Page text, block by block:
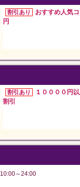
割引あり
おすすめ人気
円
割引あり
１００００円
割引
10:00～24:00